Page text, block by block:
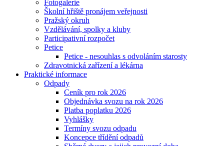
Fotogalerie
Školní hřiště pronájem veřejnosti
Pražský okruh
Vzdělávání, spolky a kluby
Participativní rozpočet
Petice
Petice - nesouhlas s odvoláním starosty
Zdravotnická zařízení a lékárna
Praktické informace
Odpady
Ceník pro rok 2026
Objednávka svozu na rok 2026
Platba poplatku 2026
Vyhlášky
Termíny svozu odpadu
Koncepce třídění odpadů